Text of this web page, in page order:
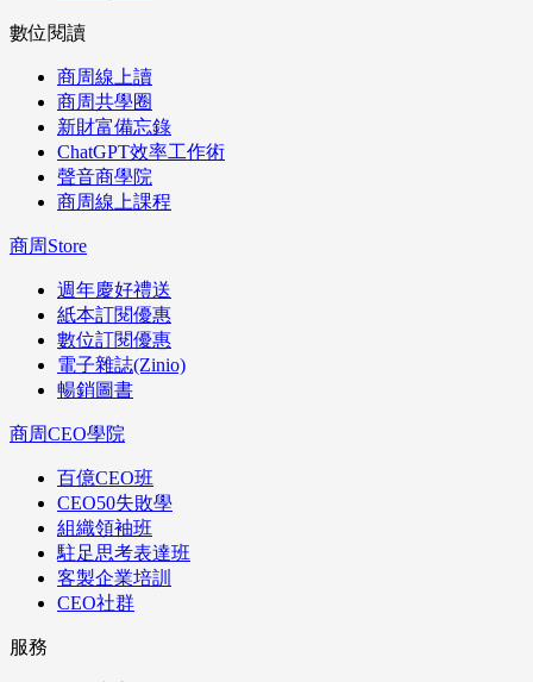
數位閱讀
商周線上讀
商周共學圈
新財富備忘錄
ChatGPT效率工作術
聲音商學院
商周線上課程
商周Store
週年慶好禮送
紙本訂閱優惠
數位訂閱優惠
電子雜誌(Zinio)
暢銷圖書
商周CEO學院
百億CEO班
CEO50失敗學
組織領袖班
駐足思考表達班
客製企業培訓
CEO社群
服務